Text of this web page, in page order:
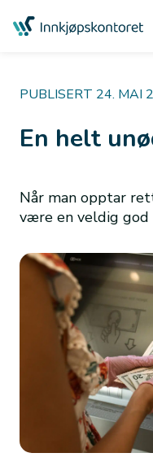
PUBLISERT 24. MAI
En helt
Når man opptar
være en veldig